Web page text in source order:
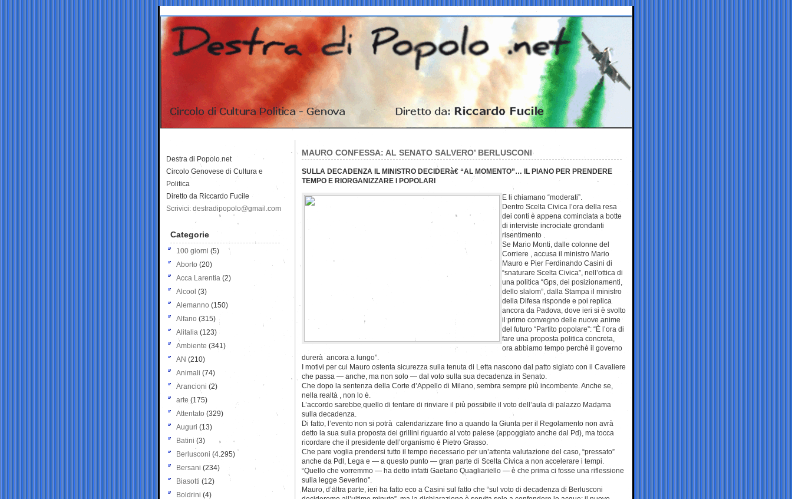
MAURO CONFESSA: AL SENATO SALVERO’ BERLUSCONI
SULLA DECADENZA IL MINISTRO DECIDERà€ “AL MOMENTO”… IL PIANO PER PRENDERE
TEMPO E RIORGANIZZARE I POPOLARI
E li chiamano “moderati”.
Dentro Scelta Civica l’ora della resa
dei conti è appena cominciata a botte
di interviste incrociate grondanti
risentimento .
Se Mario Monti, dalle colonne del
Corriere , accusa il ministro Mario
Mauro e Pier Ferdinando Casini di
“snaturare Scelta Civica”, nell’ottica di
una politica “Gps, dei posizionamenti,
dello slalom”, dalla Stampa il ministro
della Difesa risponde e poi replica
ancora da Padova, dove ieri si è svolto
il primo convegno delle nuove anime
del futuro “Partito popolare”: “È l’ora di
fare una proposta politica concreta,
ora abbiamo tempo perchè il governo
durerà ancora a lungo”.
I motivi per cui Mauro ostenta sicurezza sulla tenuta di Letta nascono dal patto siglato con il Cavaliere
che passa — anche, ma non solo — dal voto sulla sua decadenza in Senato.
Che dopo la sentenza della Corte d’Appello di Milano, sembra sempre più incombente. Anche se,
nella realtà , non lo è.
L’accordo sarebbe quello di tentare di rinviare il più possibile il voto dell’aula di palazzo Madama
sulla decadenza.
Di fatto, l’evento non si potrà calendarizzare fino a quando la Giunta per il Regolamento non avrà
detto la sua sulla proposta dei grillini riguardo al voto palese (appoggiato anche dal Pd), ma tocca
ricordare che il presidente dell’organismo è Pietro Grasso.
Che pare voglia prendersi tutto il tempo necessario per un’attenta valutazione del caso, “pressato”
anche da Pdl, Lega e — a questo punto — gran parte di Scelta Civica a non accelerare i tempi.
“Quello che vorremmo — ha detto infatti Gaetano Quagliariello — è che prima ci fosse una riflessione
sulla legge Severino”.
Mauro, d’altra parte, ieri ha fatto eco a Casini sul fatto che “sul voto di decadenza di Berlusconi
Destra di Popolo.net
Circolo Genovese di Cultura e
Politica
Diretto da Riccardo Fucile
Scrivici: destradipopolo@gmail.com
Categorie
100 giorni (5)
Aborto (20)
Acca Larentia (2)
Alcool (3)
Alemanno (150)
Alfano (315)
Alitalia (123)
Ambiente (341)
AN (210)
Animali (74)
Arancioni (2)
arte (175)
Attentato (329)
Auguri (13)
Batini (3)
Berlusconi (4.295)
Bersani (234)
Biasotti (12)
Boldrini (4)